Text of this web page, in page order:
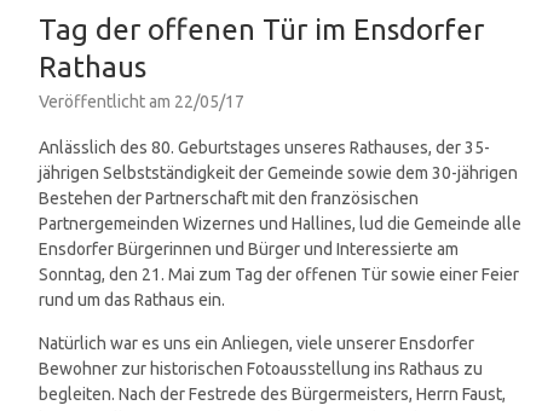
Tag der offenen Tür im Ensdorfer
Rathaus
Veröffentlicht am 22/05/17
Anlässlich des 80. Geburtstages unseres Rathauses, der 35-
jährigen Selbstständigkeit der Gemeinde sowie dem 30-jährigen
Bestehen der Partnerschaft mit den französischen
Partnergemeinden Wizernes und Hallines, lud die Gemeinde alle
Ensdorfer Bürgerinnen und Bürger und Interessierte am
Sonntag, den 21. Mai zum Tag der offenen Tür sowie einer Feier
rund um das Rathaus ein.
Natürlich war es uns ein Anliegen, viele unserer Ensdorfer
Bewohner zur historischen Fotoausstellung ins Rathaus zu
begleiten. Nach der Festrede des Bürgermeisters, Herrn Faust,